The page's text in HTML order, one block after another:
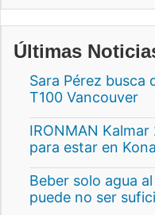
Últimas
Sara Pérez busca
T100 Vancouver
IRONMAN
para estar en Kona
Beber solo agua
puede no ser